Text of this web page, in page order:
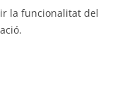
la funcionalitat del